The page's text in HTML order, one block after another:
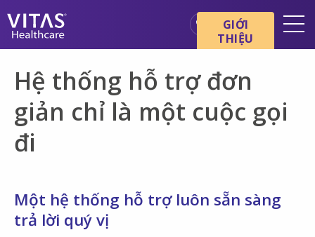
Cơ bản về chăm sóc cuối đời
Dịch vụ
GIỚI
THIỆU
Hệ thống hỗ trợ đơn
giản chỉ là một cuộc gọi
đi
Một hệ thống hỗ trợ luôn sẵn sàng
trả lời quý vị